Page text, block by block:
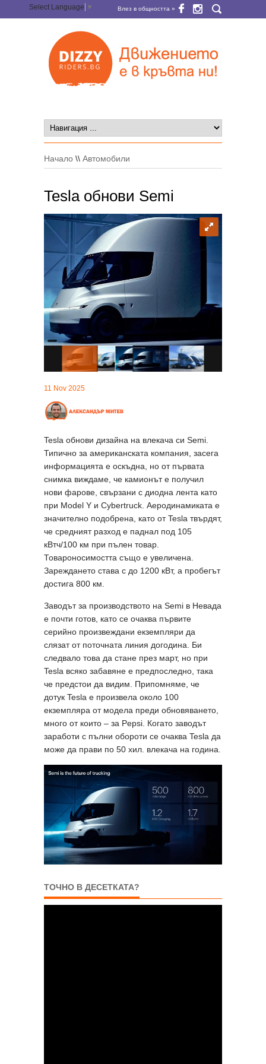
Select Language ▼ Влез в общността »
Начало \\ Автомобили
Tesla обнови Semi
11 Nov 2025
Tesla обнови дизайна на влекача си Semi.
Типично за американската компания, засега
информацията е оскъдна, но от първата
снимка виждаме, че камионът е получил
нови фарове, свързани с диодна лента като
при Model Y и Cybertruck. Аеродинамиката е
значително подобрена, като от Tesla твърдят,
че средният разход е паднал под 105
кВтч/100 км при пълен товар.
Товароносимостта също е увеличена.
Зареждането става с до 1200 кВт, а пробегът
достига 800 км.
Заводът за производството на Semi в Невада
е почти готов, като се очаква първите
серийно произвеждани екземпляри да
слязат от поточната линия догодина. Би
следвало това да стане през март, но при
Tesla всяко забавяне е предпоследно, така
че предстои да видим. Припомняме, че
дотук Tesla е произвела около 100
екземпляра от модела преди обновяването,
много от които – за Pepsi. Когато заводът
заработи с пълни обороти се очаква Tesla да
може да прави по 50 хил. влекача на година.
ТОЧНО В ДЕСЕТКАТА?